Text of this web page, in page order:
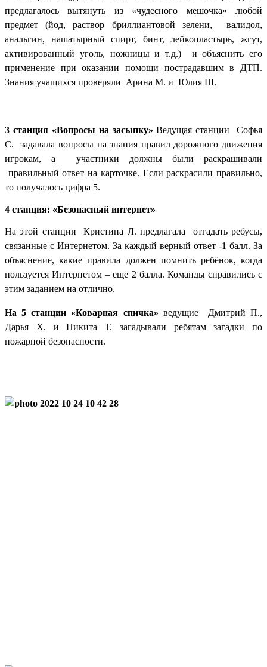
предлагалось вытянуть из «чудесного мешочка» любой
предмет (йод, раствор бриллиантовой зелени, валидол,
анальгин, нашатырный спирт, бинт, лейкопластырь, жгут,
активированный уголь, ножницы и т.д.) и объяснить его
применение при оказании помощи пострадавшим в ДТП.
Знания учащихся проверяли Арина М. и Юлия Ш.
3 станция «Вопросы на засыпку» Ведущая станции Софья
С. задавала вопросы на знания правил дорожного движения
игрокам, а участники должны были раскрашивали
правильный ответ на карточке. Если раскрасили правильно,
то получалось цифра 5.
4 станция: «Безопасный интернет»
На этой станции Кристина Л. предлагала отгадать ребусы,
связанные с Интернетом. За каждый верный ответ -1 балл. За
объяснение, какие правила должен помнить ребёнок, когда
пользуется Интернетом – еще 2 балла. Команды справились с
этим заданием на отлично.
На 5 станции «Коварная спичка» ведущие Дмитрий П.,
Дарья Х. и Никита Т. загадывали ребятам загадки по
пожарной безопасности.